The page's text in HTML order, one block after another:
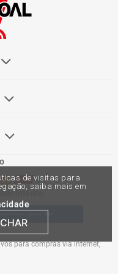
de visitas para
saiba mais em
para compras via internet,